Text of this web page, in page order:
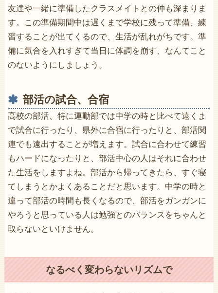
友達や一緒に準備したクラスメイトとの仲も深まりま
す。この準備期間中は遅くまで学校に残って準備、練
習することが出てくるので、生活が乱れがちです。準
備に気合を入れすぎて当日に体調を崩す、なんてこと
のないようにしましょう。
部活の試合、合宿
高校の部活、特に運動部では中学の時と比べて遠くま
で試合に行ったり、県外に合宿に行ったりと、部活関
連でも遠出することが増えます。試合に合わせて練習
もハードになったりと、部活中心の人はそれに合わせ
た生活をしますよね。部活から帰ってきたら、すぐ寝
てしまうとかよくあることだと思います。中学の時と
違って部活の時間も長くなるので、部活をガンガンに
やろうと思っている人は勉強とのバランスをちゃんと
取らないといけません。
なるべく変わらないリズムで